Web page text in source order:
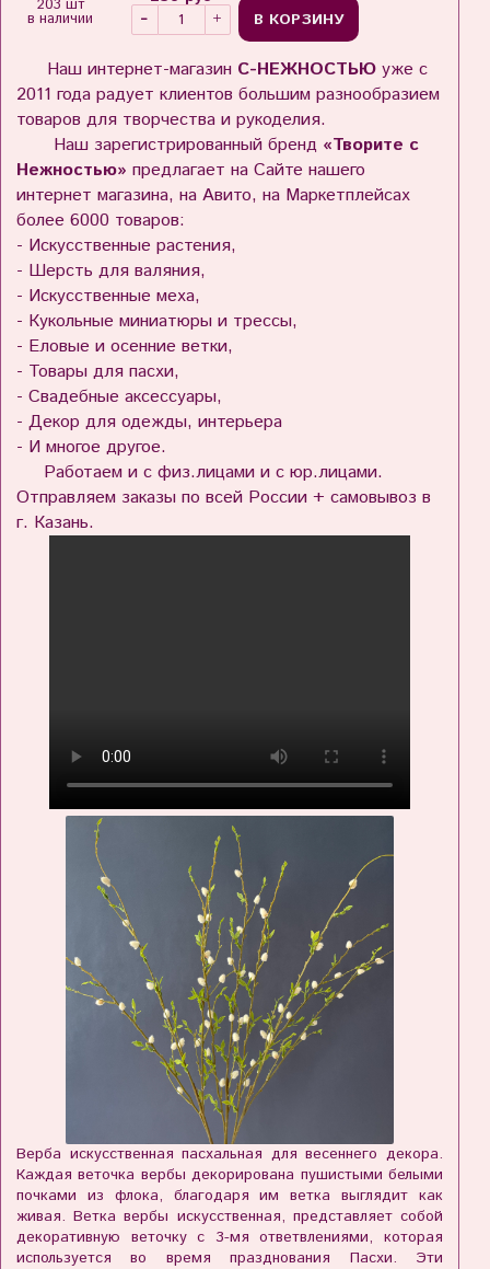
203 шт
в наличии
В КОРЗИНУ
Наш интернет-магазин С-НЕЖНОСТЬЮ уже с
2011 года радует клиентов большим разнообразием
товаров для творчества и рукоделия.
Наш зарегистрированный бренд «Творите с
Нежностью» предлагает на Сайте нашего
интернет магазина, на Авито, на Маркетплейсах
более 6000 товаров:
- Искусственные растения,
- Шерсть для валяния,
- Искусственные меха,
- Кукольные миниатюры и трессы,
- Еловые и осенние ветки,
- Товары для пасхи,
- Свадебные аксессуары,
- Декор для одежды, интерьера
- И многое другое.
Работаем и с физ.лицами и с юр.лицами.
Отправляем заказы по всей России + самовывоз в
г. Казань.
Верба искусственная пасхальная для весеннего декора.
Каждая веточка вербы декорирована пушистыми белыми
почками из флока, благодаря им ветка выглядит как
живая. Ветка вербы искусственная, представляет собой
декоративную веточку с 3-мя ответвлениями, которая
используется во время празднования Пасхи. Эти